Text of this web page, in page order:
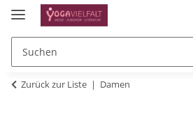
Zurück zur Liste Damen